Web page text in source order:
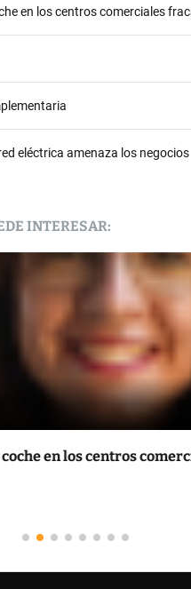
en los centros comerciales
eléctrica amenaza los negocios
INTERESAR:
en los centros